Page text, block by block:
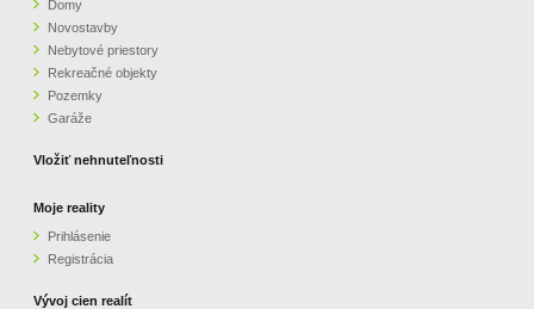
O NÁS
CENNÍK REALITNEJ INZERCIE
ZVÝRAZNENIE REALITNÝCH INZERÁTOV
PARTNERI
OBCHODNÉ PODMIENKY
Domy
Novostavby
Nebytové priestory
Rekreačné objekty
Pozemky
Garáže
Vložiť nehnuteľnosti
Moje reality
Prihlásenie
Registrácia
Vývoj cien realít